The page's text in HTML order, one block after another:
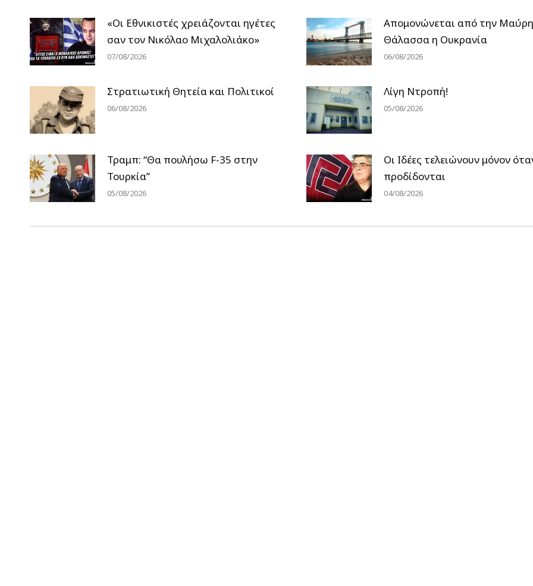
«Οι Εθνικιστές χρειάζονται ηγέτες
σαν τον Νικόλαο Μιχαλολιάκο»
07/08/2026
Απομονώνεται από την Μαύρη
Θάλασσα η Ουκρανία
06/08/2026
Στρατιωτική Θητεία και Πολιτικοί
06/08/2026
Λίγη Ντροπή!
05/08/2026
Τραμπ: “Θα πουλήσω F-35 στην
Τουρκία”
05/08/2026
Οι Ιδέες τελειώνουν μόνον
προδίδονται
04/08/2026